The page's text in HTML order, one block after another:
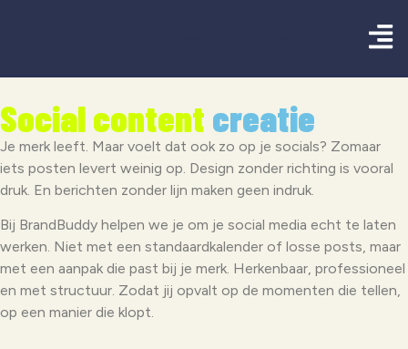
Social content creatie
Je merk leeft. Maar voelt dat ook zo op je socials? Zomaar
iets posten levert weinig op. Design zonder richting is vooral
druk. En berichten zonder lijn maken geen indruk.
Bij BrandBuddy helpen we je om je social media echt te laten
werken. Niet met een standaardkalender of losse posts, maar
met een aanpak die past bij je merk. Herkenbaar, professioneel
en met structuur. Zodat jij opvalt op de momenten die tellen,
op een manier die klopt.